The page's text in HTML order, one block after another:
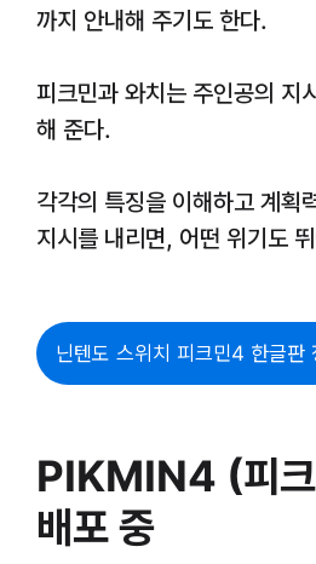
까지 안내해 주기도 한다.
피크민과 와치는 주인공의 지
해 준다.
각각의 특징을 이해하고 계획
지시를 내리면, 어떤 위기도
닌텐도 스위치 피크민4 한글판
PIKMIN4 (피
배포 중